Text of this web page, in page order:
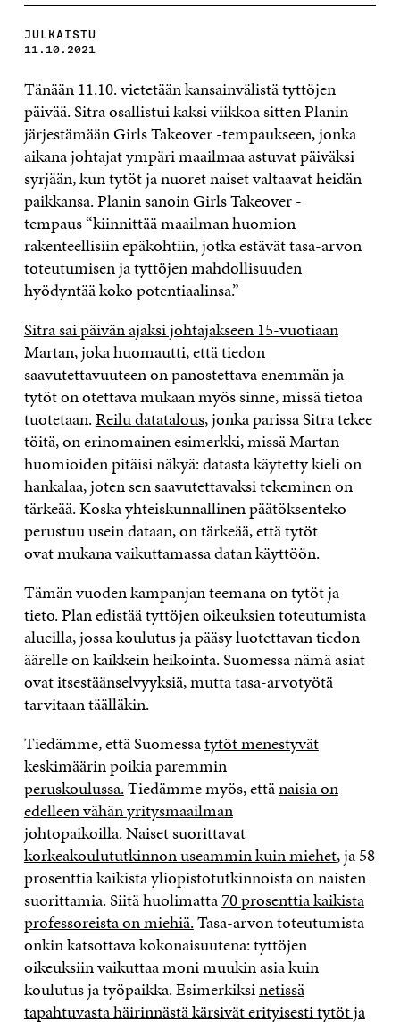
JULKAISTU
11.10.2021
Tänään 11.10. vietetään kansainvälistä tyttöjen
päivää. Sitra osallistui kaksi viikkoa sitten Planin
järjestämään Girls Takeover -tempaukseen, jonka
aikana johtajat ympäri maailmaa astuvat päiväksi
syrjään, kun tytöt ja nuoret naiset valtaavat heidän
paikkansa. Planin sanoin Girls Takeover -
tempaus “kiinnittää maailman huomion
rakenteellisiin epäkohtiin, jotka estävät tasa-arvon
toteutumisen ja tyttöjen mahdollisuuden
hyödyntää koko potentiaalinsa.”
Sitra sai päivän ajaksi johtajakseen 15-vuotiaan
Martan, joka huomautti, että tiedon
saavutettavuuteen on panostettava enemmän ja
tytöt on otettava mukaan myös sinne, missä tietoa
tuotetaan.Reilu datatalous, jonka parissa Sitra tekee
töitä, on erinomainen esimerkki, missä Martan
huomioiden pitäisi näkyä: datasta käytetty kieli on
hankalaa, joten sen saavutettavaksi tekeminen on
tärkeää. Koska yhteiskunnallinen päätöksenteko
perustuu usein dataan, on tärkeää, että tytöt
ovat mukana vaikuttamassa datan käyttöön.
Tämän vuoden kampanjan teemana on tytöt ja
tieto. Plan edistää tyttöjen oikeuksien toteutumista
alueilla, jossa koulutus ja pääsy luotettavan tiedon
äärelle on kaikkein heikointa. Suomessa nämä asiat
ovat itsestäänselvyyksiä, mutta tasa-arvotyötä
tarvitaan täälläkin.
Tiedämme, että Suomessatytöt menestyvät
keskimäärin poikia paremmin
peruskoulussa.Tiedämme myös, ettänaisia on
edelleen vähän yritysmaailman
johtopaikoilla.Naiset suorittavat
korkeakoulututkinnon useammin kuin miehet, ja 58
prosenttia kaikista yliopistotutkinnoista on naisten
suorittamia. Siitä huolimatta70 prosenttia kaikista
professoreista on miehiä.Tasa-arvon toteutumista
onkin katsottava kokonaisuutena: tyttöjen
oikeuksiin vaikuttaa moni muukin asia kuin
koulutus ja työpaikka. Esimerkiksinetissä
tapahtuvasta häirinnästä kärsivät erityisesti tytöt ja